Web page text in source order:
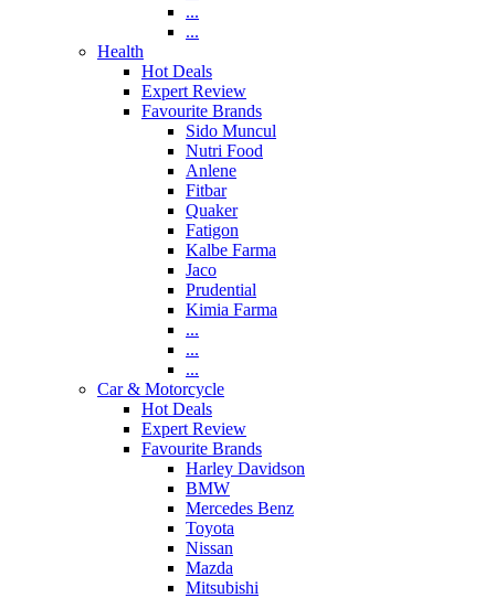
...
...
Health
Hot Deals
Expert Review
Favourite Brands
Sido Muncul
Nutri Food
Anlene
Fitbar
Quaker
Fatigon
Kalbe Farma
Jaco
Prudential
Kimia Farma
...
...
...
Car & Motorcycle
Hot Deals
Expert Review
Favourite Brands
Harley Davidson
BMW
Mercedes Benz
Toyota
Nissan
Mazda
Mitsubishi